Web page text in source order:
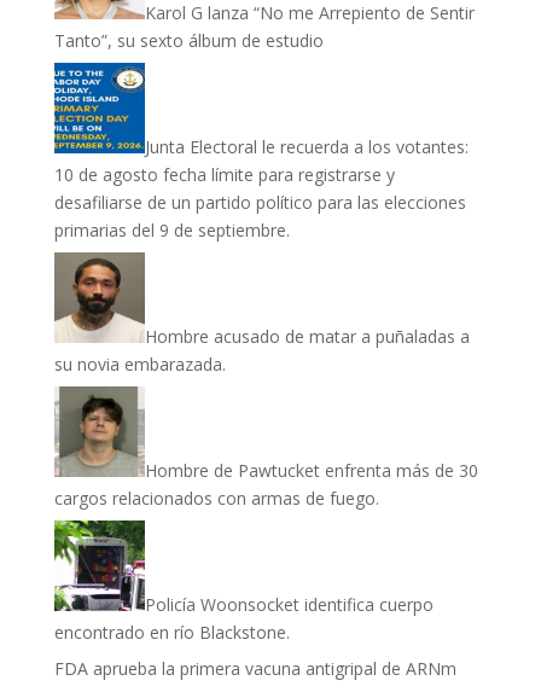
Karol G lanza “No me Arrepiento de Sentir
Tanto”, su sexto álbum de estudio
Junta Electoral le recuerda a los votantes:
10 de agosto fecha límite para registrarse y
desafiliarse de un partido político para las elecciones
primarias del 9 de septiembre.
Hombre acusado de matar a puñaladas a
su novia embarazada.
Hombre de Pawtucket enfrenta más de 30
cargos relacionados con armas de fuego.
Policía Woonsocket identifica cuerpo
encontrado en río Blackstone.
FDA aprueba la primera vacuna antigripal de ARNm